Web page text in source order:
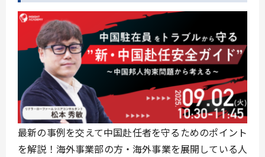
最新の事例を交えて中国赴任者を守るためのポイント
を解説！海外事業部の方・海外事業を展開している人